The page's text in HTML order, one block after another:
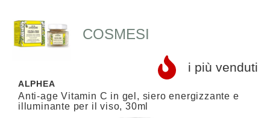
COSMESI
i più venduti
ALPHEA
Anti-age Vitamin C in gel, siero energizzante e
illuminante per il viso, 30ml